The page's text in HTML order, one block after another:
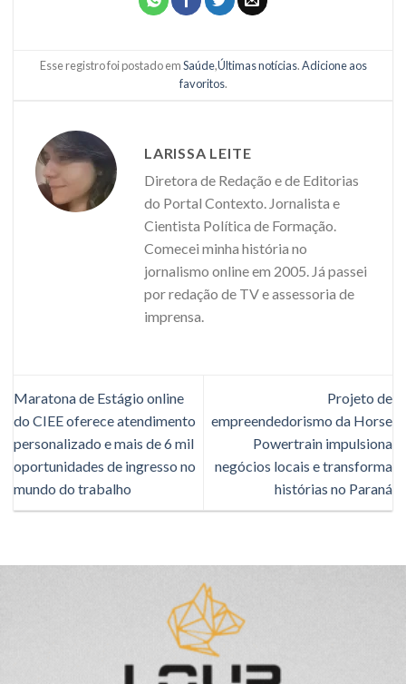
Esse registro foi postado emSaúde,Últimas notícias.Adicione aos
favoritos.
LARISSA LEITE
Diretora de Redação e de Editorias
do Portal Contexto. Jornalista e
Cientista Política de Formação.
Comecei minha história no
jornalismo online em 2005. Já passei
por redação de TV e assessoria de
imprensa.
Maratona de Estágio online
do CIEE oferece atendimento
personalizado e mais de 6 mil
oportunidades de ingresso no
mundo do trabalho
Projeto de
empreendedorismo da Horse
Powertrain impulsiona
negócios locais e transforma
histórias no Paraná